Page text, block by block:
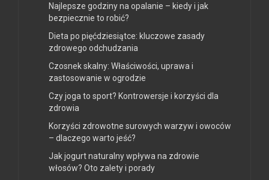
Najlepsze godziny na opalanie – kiedy i jak
bezpiecznie to robić?
Dieta po pięćdziesiątce: kluczowe zasady
zdrowego odchudzania
Czosnek skalny: Właściwości, uprawa i
zastosowanie w ogrodzie
Czy joga to sport? Kontrowersje i korzyści dla
zdrowia
Korzyści zdrowotne surowych warzyw i owoców
– dlaczego warto jeść?
Jak jogurt naturalny wpływa na zdrowie
włosów? Oto zalety i porady